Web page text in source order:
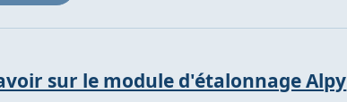
sur le module d'étalonnage Alpy